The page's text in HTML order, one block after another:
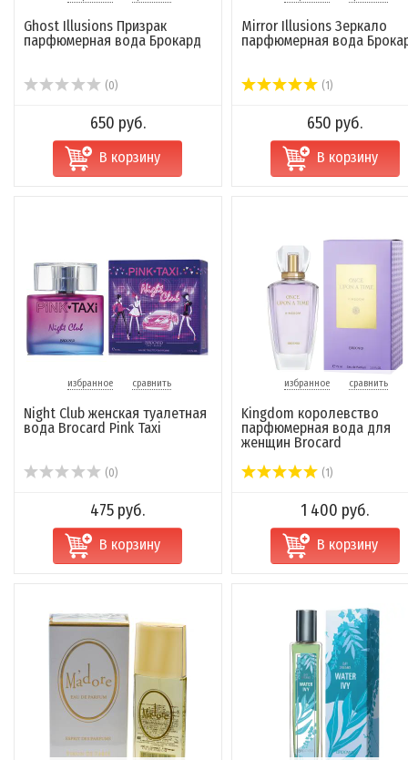
Ghost Illusions Призрак
парфюмерная вода Брокард
(0)
650 руб.
В корзину
Mirror Illusions Зеркало
парфюмерная вода
(1)
650 руб.
В корзину
избранное сравнить
Night Club женская туалетная
вода Brocard Pink Taxi
(0)
475 руб.
В корзину
избранное сравнить
Kingdom королевство
парфюмерная вода для
женщин Brocard
(1)
1 400 руб.
В корзину